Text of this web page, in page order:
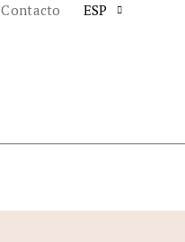
Contacto ESP